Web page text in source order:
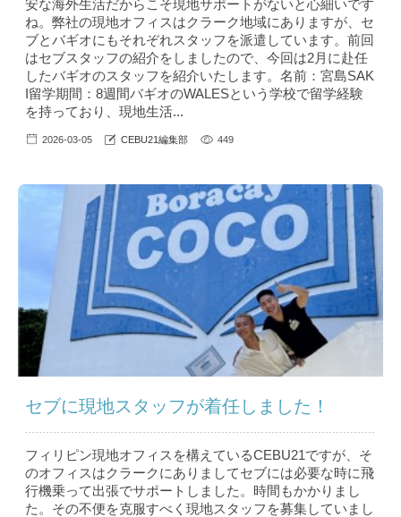
安な海外生活だからこそ現地サポートがないと心細いです
ね。弊社の現地オフィスはクラーク地域にありますが、セ
ブとバギオにもそれぞれスタッフを派遣しています。前回
はセブスタッフの紹介をしましたので、今回は2月に赴任
したバギオのスタッフを紹介いたします。名前：宮島SAK
I留学期間：8週間バギオのWALESという学校で留学経験
を持っており、現地生活...
2026-03-05 CEBU21編集部 449
セブに現地スタッフが着任しました！
フィリピン現地オフィスを構えているCEBU21ですが、そ
のオフィスはクラークにありましてセブには必要な時に飛
行機乗って出張でサポートしました。時間もかかりまし
た。その不便を克服すべく現地スタッフを募集していまし